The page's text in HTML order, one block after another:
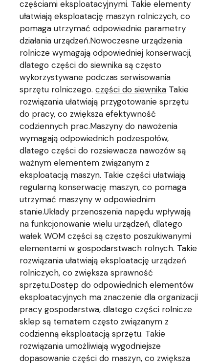
częściami eksploatacyjnymi. Takie elementy
ułatwiają eksploatację maszyn rolniczych, co
pomaga utrzymać odpowiednie parametry
działania urządzeń.Nowoczesne urządzenia
rolnicze wymagają odpowiedniej konserwacji,
dlatego części do siewnika są często
wykorzystywane podczas serwisowania
sprzętu rolniczego.części do siewnika Takie
rozwiązania ułatwiają przygotowanie sprzętu
do pracy, co zwiększa efektywność
codziennych prac.Maszyny do nawożenia
wymagają odpowiednich podzespołów,
dlatego części do rozsiewacza nawozów są
ważnym elementem związanym z
eksploatacją maszyn. Takie części ułatwiają
regularną konserwację maszyn, co pomaga
utrzymać maszyny w odpowiednim
stanie.Układy przenoszenia napędu wpływają
na funkcjonowanie wielu urządzeń, dlatego
wałek WOM części są często poszukiwanymi
elementami w gospodarstwach rolnych. Takie
rozwiązania ułatwiają eksploatację urządzeń
rolniczych, co zwiększa sprawność
sprzętu.Dostęp do odpowiednich elementów
eksploatacyjnych ma znaczenie dla organizacji
pracy gospodarstwa, dlatego części rolnicze
sklep są tematem często związanym z
codzienną eksploatacją sprzętu. Takie
rozwiązania umożliwiają wygodniejsze
dopasowanie części do maszyn, co zwiększa